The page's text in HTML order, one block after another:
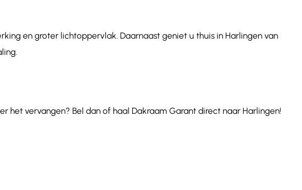
en groter lichtoppervlak. Daarnaast geniet u thuis in Harlingen van
het vervangen? Bel dan of haal Dakraam Garant direct naar Harlingen!